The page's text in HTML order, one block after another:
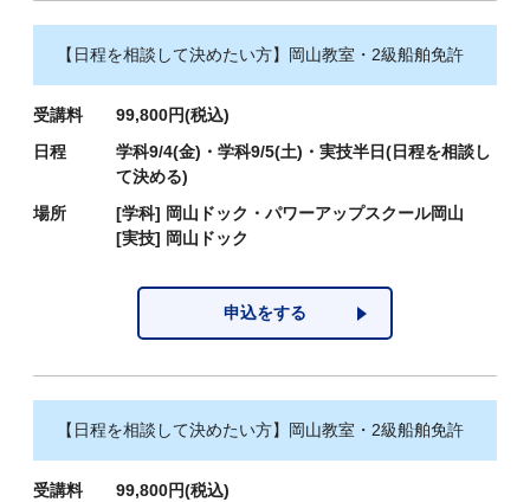
【日程を相談して決めたい方】岡山教室・2級船舶免許
受講料
99,800円(税込)
日程
学科9/4(金)・学科9/5(土)・実技半日(日程を相談し
て決める)
場所
[学科] 岡山ドック・パワーアップスクール岡山
[実技] 岡山ドック
申込をする
【日程を相談して決めたい方】岡山教室・2級船舶免許
受講料
99,800円(税込)